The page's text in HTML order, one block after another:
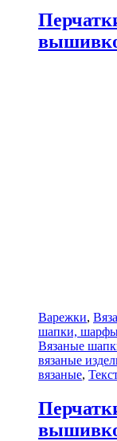
Варежки,
шапки,
Вязаные
вязаные
вязаные,